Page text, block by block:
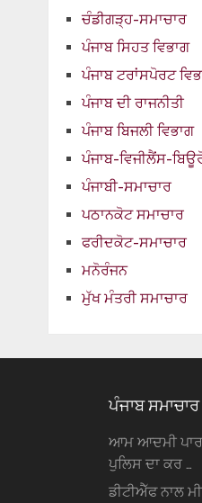
ਚੰਡੀਗੜ੍ਹ-ਸਮਾਚਾਰ
ਪੰਜਾਬ ਸਿਹਤ ਵਿਭਾਗ
ਪੰਜਾਬ ਟਰਾਂਸਪੋਰਟ
ਪੰਜਾਬ ਦੀ ਰਾਜਨੀਤੀ
ਪੰਜਾਬ ਬਿਜਲੀ ਵਿਭਾਗ
ਪੰਜਾਬ-ਵਿਜੀਲੈਂਸ-
ਪੰਜਾਬੀ-ਸਮਾਚਾਰ
ਪਠਾਨਕੋਟ ਸਮਾਚਾਰ
ਫਰੀਦਕੋਟ-ਸਮਾਚਾਰ
ਮਨੋਰੰਜਨ
ਮੁੱਖ ਮੰਤਰੀ ਸਮਾਚਾਰ
ਪੰਜਾਬ ਸਮਾਚਾਰ
ਆਮ ਆਦਮੀ
ਪੁਲਿਸ ਦਾ ਕਰ …
ਡੀਟੀਐੱਫ ਨਾਲ